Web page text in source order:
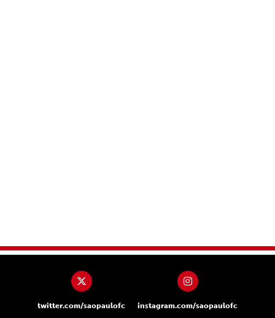
twitter.com/saopaulofc instagram.com/saopaulofc